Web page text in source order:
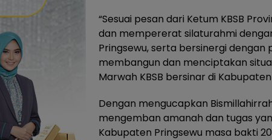
“Sesuai pesan dari Ketum KBSB
dan mempererat silaturahmi
Pringsewu, serta bersinergi
membangun dan menciptakan
Marwah KBSB bersinar di
Dengan mengucapkan
mengemban amanah dan tugas
Kabupaten Pringsewu masa bakti